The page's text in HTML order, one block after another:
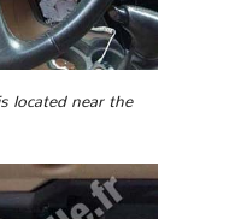
located near the